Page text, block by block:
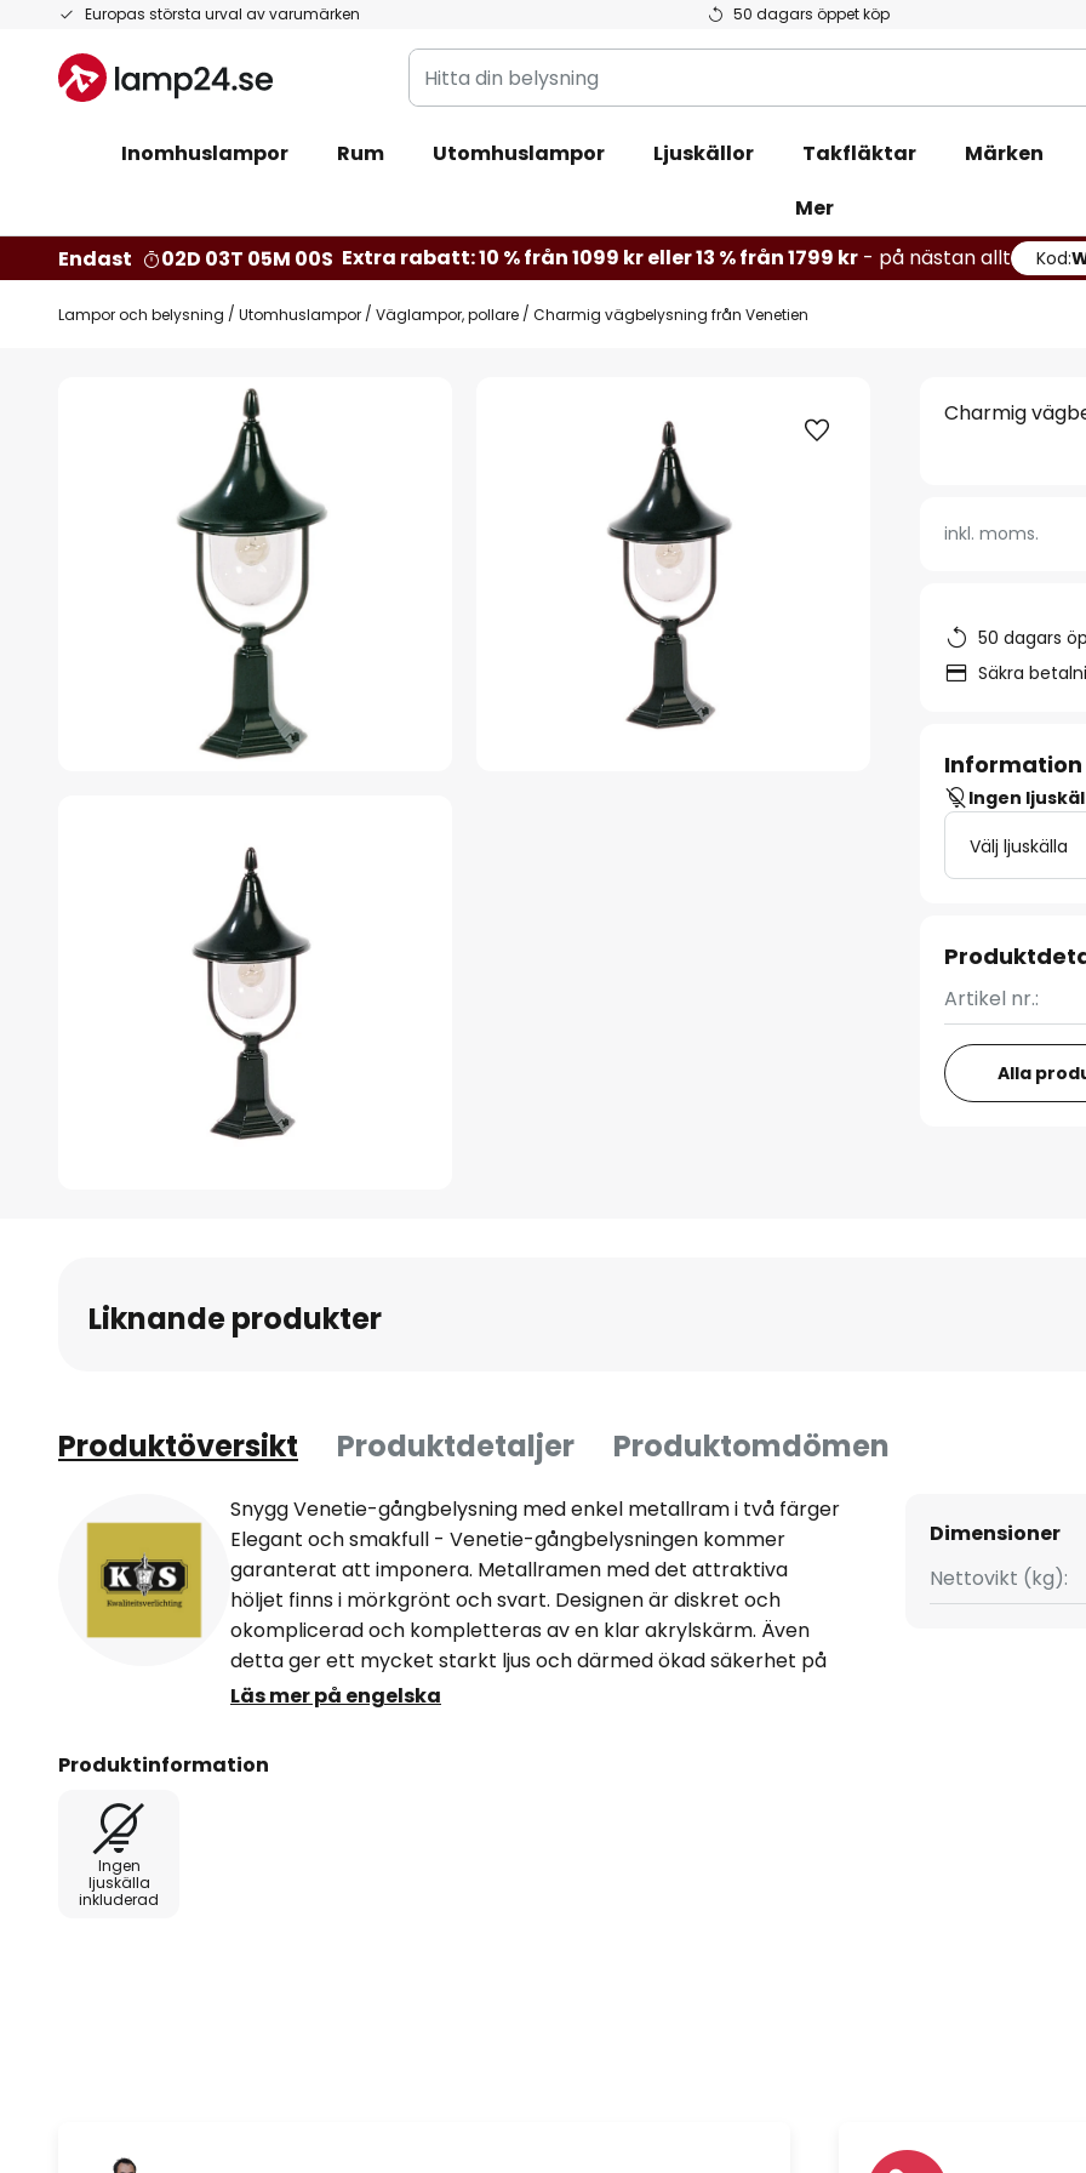
Europas största urval av varumärken 50 dagars öppet köp
Hoppa
innehållet
Hitta
din
Inomhuslampor
Rum Utomhuslampor Ljuskällor Takfläktar
Märken
Mer
Endast
02D 03T 04M 59S Extra rabatt: 10 % från 1099 kr eller 13 % från 1799 kr - på nästan allt Kod:
Lampor och belysning Utomhuslampor Väglampor, pollare Charmig vägbelysning från Venetien
bildgalleriet
Charmig
inkl. moms.
50 dagars
Säkra
Ingen
Välj ljuskälla
Artikel nr.:
Alla
Liknande produkter
Produktöversikt Produktdetaljer Produktomdömen
Snygg Venetie-gångbelysning med enkel metallram i två färger
Elegant och smakfull - Venetie-gångbelysningen kommer
garanterat att imponera. Metallramen med det attraktiva
höljet finns i mörkgrönt och svart. Designen är diskret och
okomplicerad och kompletteras av en klar akrylskärm. Även
detta ger ett mycket starkt ljus och därmed ökad säkerhet på
gångvägar och uppfarter.
Läs mer på engelska
Produktinformation
Ingen
ljuskälla
inkluderad
Dimensioner
Nettovikt (kg):